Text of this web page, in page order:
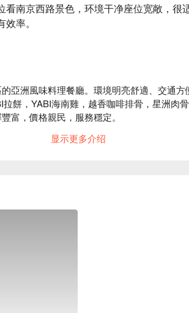
看南京西路景色，环境干净座位宽敞，很
率。
亞洲風味料理餐廳。環境明亮舒適、交通方
餅，YABI海南雞，越香咖啡排骨，星洲肉骨
富，價格親民，服務穩定。
显示更多介绍